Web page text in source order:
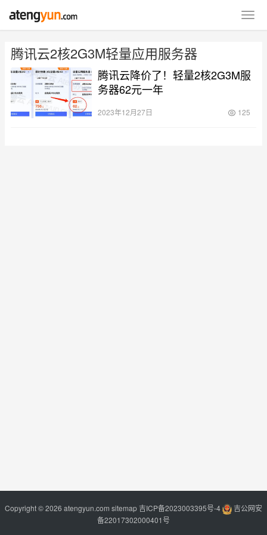
腾讯云2核2G3M轻量应用服务器
腾讯云降价了！轻量2核2G3M服
务器62元一年
2023年12月27日 125
Copyright © 2026 atengyun.com sitemap吉ICP备2023003395号-4
吉公网安
备22017302000401号